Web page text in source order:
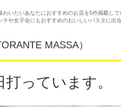
いたいあなたにおすすめのお店を5件掲載し
や女子会にもおすすめのおいしいパスタに出
MASSA）
っています。